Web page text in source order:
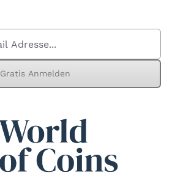
Mein Konto
Warenkorb
Gratis Anmelden